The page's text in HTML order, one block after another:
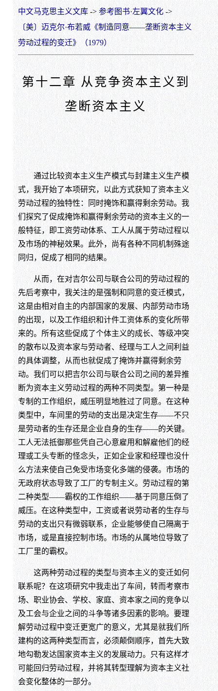
中文马克思主义文库-> 参考图书·左翼文化->
〔美〕迈克尔·布若威《制造同意——垄断资本主义
劳动过程的变迁》（1979）
第十二章 从竞争资本主义到
垄断资本主义
通过比较资本主义生产模式与封建主义生产模
式，我开始了本项研究，以此方式获知了资本主义
劳动过程的独特性：同时掩饰和赢得剩余劳动。我
们探究了促成掩饰和赢得剩余劳动的资本主义的一
般特征，即工资劳动体系、工人从属于劳动过程以
及市场的神秘效果。此外，尚有各种不同机制殊途
同归，促成了相同的结果。
从而，在对吉尔公司与联合公司的劳动过程的
先后考察中，我关注的是强制和同意的变迁模式，
这是由相对自主的内部国家的发展、内部劳动市场
的出现，以及工作组织和计件工资体系的变化所带
来的。所有这些促成了个体主义的成长、等级冲突
的散布以及资本家与劳动者、经理与工人之间利益
的具体调整，从而也就促成了掩饰并赢得剩余劳
动。我们可以把吉尔公司与联合公司之间的差异推
断为资本主义劳动过程的两种不同类型。第一种是
专制的工作组织，威压明显地胜过了同意。在这种
类型中，车间里的劳动的支出是决定生存——不只
是劳动者的生存还是企业自身的生存——的关键。
工人无法抵御那些凭自己心意雇用和解雇他们的经
理或工头专断的怪念头，正如企业家和经理也没什
么方法来使自己免受市场变化多端的侵袭。市场的
无政府状态导致了工厂的专制主义。劳动过程的第
二种类型——霸权的工作组织——基于同意压倒了
威压。在这种类型中，工资或者说劳动者的生存与
劳动的支出只有微弱联系，企业能够使自己隔离于
市场，或是直接控制市场。市场的从属地位导致了
工厂里的霸权。
这两种劳动过程的类型与资本主义的变迁如何
联系呢？在这项研究中我走出了车间，转而考察市
场、职业协会、学校、家庭、资本家之间的竞争以
及工会与企业之间的斗争等诸多因素的影响。要理
解劳动过程中变迁更宽广的意义，尤其是就我们所
建构的这两种类型而言，必须颠倒顺序，首先大致
地勾勒发达国家资本主义的发展动力。只有这样才
可能回归劳动过程，并将其转型理解为资本主义社
会变化整体的一部分。